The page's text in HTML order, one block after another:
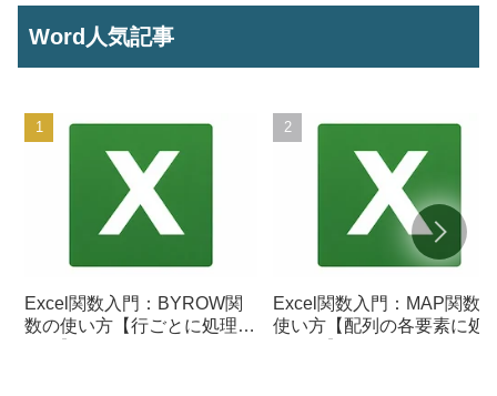
Word人気記事
Excel関数入門：BYROW関
数の使い方【行ごとに処理を
Excel関数入門：MAP関数の
使い方【配列の各要素に処